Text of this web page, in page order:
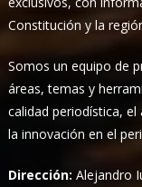
Constitución y la
Somos un equipo de
áreas, temas y
calidad periodística,
la innovación en el
Dirección:Alejandro